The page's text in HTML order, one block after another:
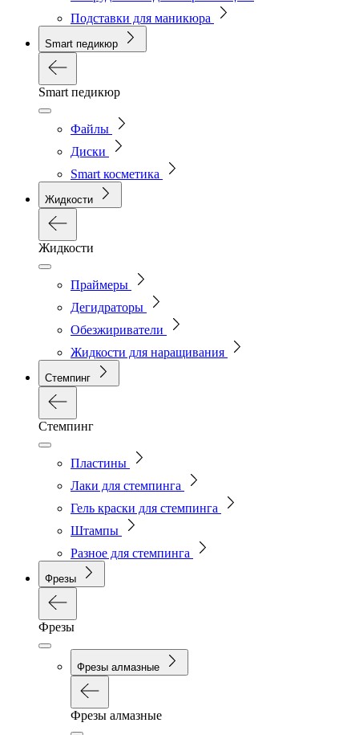
Подставки для маникюра
Smart педикюр
Smart педикюр
Файлы
Диски
Smart косметика
Жидкости
Жидкости
Праймеры
Дегидраторы
Обезжириватели
Жидкости для наращивания
Стемпинг
Стемпинг
Пластины
Лаки для стемпинга
Гель краски для стемпинга
Штампы
Разное для стемпинга
Фрезы
Фрезы
Фрезы алмазные
Фрезы алмазные